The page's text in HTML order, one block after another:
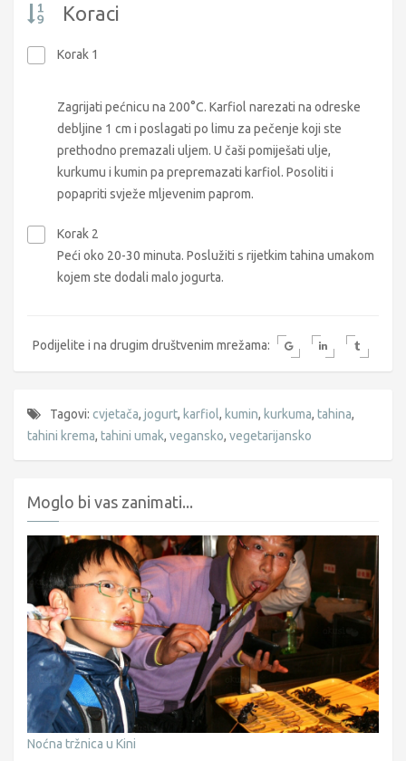
Koraci
Korak 1
Zagrijati pećnicu na 200°C. Karfiol narezati na odreske
debljine 1 cm i poslagati po limu za pečenje koji ste
prethodno premazali uljem. U čaši pomiješati ulje,
kurkumu i kumin pa prepremazati karfiol. Posoliti i
popapriti svježe mljevenim paprom.
Korak 2
Peći oko 20-30 minuta. Poslužiti s rijetkim tahina umakom
kojem ste dodali malo jogurta.
Podijelite i na drugim društvenim mrežama:
Tagovi: cvjetača, jogurt, karfiol, kumin, kurkuma, tahina,
tahini krema, tahini umak, vegansko, vegetarijansko
Moglo bi vas zanimati...
Noćna tržnica u Kini